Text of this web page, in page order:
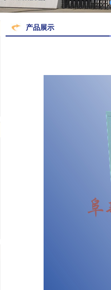
产品展示